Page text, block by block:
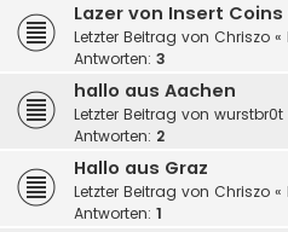
Lazer von Insert
Letzter Beitrag von Chriszo «
Antworten: 3
hallo aus Aachen
Letzter Beitrag von wurstbr0t
Antworten: 2
Hallo aus Graz
Letzter Beitrag von Chriszo «
Antworten: 1